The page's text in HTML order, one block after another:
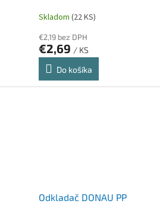
Skladom (22 KS)
€2,19 bez DPH
€2,69 / KS
Do košíka
Odkladač DONAU PP